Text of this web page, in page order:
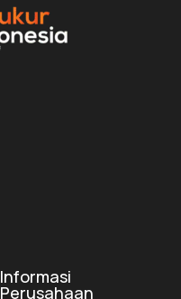
Informasi
Perusahaan